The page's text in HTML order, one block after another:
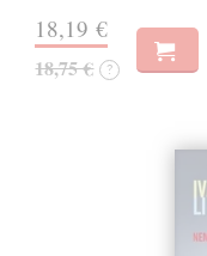
18,19 €
18,75 € ?